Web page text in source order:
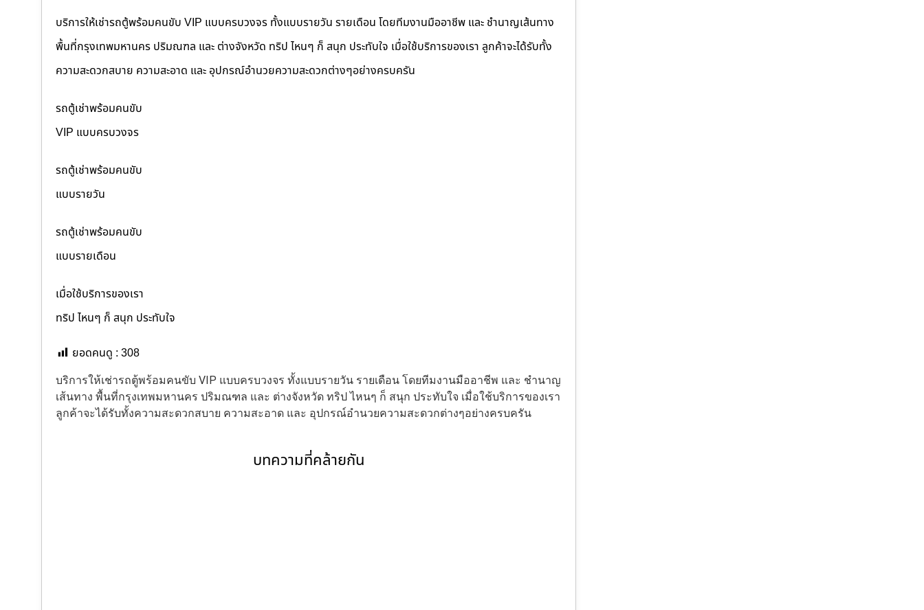
บริการให้เช่ารถตู้พร้อมคนขับ VIP แบบครบวงจร ทั้งแบบรายวัน รายเดือน โดยทีมงานมืออาชีพ และ ชำนาญเส้นทาง
พื้นที่กรุงเทพมหานคร ปริมณฑล และ ต่างจังหวัด ทริป ไหนๆ ก็ สนุก ประทับใจ เมื่อใช้บริการของเรา ลูกค้าจะได้รับทั้ง
ความสะดวกสบาย ความสะอาด และ อุปกรณ์อำนวยความสะดวกต่างๆอย่างครบครัน
รถตู้เช่าพร้อมคนขับ
VIP แบบครบวงจร
รถตู้เช่าพร้อมคนขับ
แบบรายวัน
รถตู้เช่าพร้อมคนขับ
แบบรายเดือน
เมื่อใช้บริการของเรา
ทริป ไหนๆ ก็ สนุก ประทับใจ
ยอดคนดู : 308
บริการให้เช่ารถตู้พร้อมคนขับ VIP แบบครบวงจร ทั้งแบบรายวัน รายเดือน โดยทีมงานมืออาชีพ และ ชำนาญ
เส้นทาง พื้นที่กรุงเทพมหานคร ปริมณฑล และ ต่างจังหวัด ทริป ไหนๆ ก็ สนุก ประทับใจ เมื่อใช้บริการของเรา
ลูกค้าจะได้รับทั้งความสะดวกสบาย ความสะอาด และ อุปกรณ์อำนวยความสะดวกต่างๆอย่างครบครัน
บทความที่คล้ายกัน